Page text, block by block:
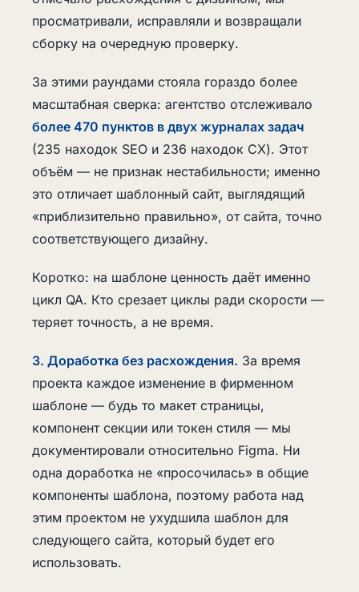
просматривали, исправляли и возвращали
сборку на очередную проверку.
За этими раундами стояла гораздо более
масштабная сверка: агентство отслеживало
более 470 пунктов в двух журналах задач
(235 находок SEO и 236 находок CX). Этот
объём — не признак нестабильности; именно
это отличает шаблонный сайт, выглядящий
«приблизительно правильно», от сайта, точно
соответствующего дизайну.
Коротко: на шаблоне ценность даёт именно
цикл QA. Кто срезает циклы ради скорости —
теряет точность, а не время.
3. Доработка без расхождения. За время
проекта каждое изменение в фирменном
шаблоне — будь то макет страницы,
компонент секции или токен стиля — мы
документировали относительно Figma. Ни
одна доработка не «просочилась» в общие
компоненты шаблона, поэтому работа над
этим проектом не ухудшила шаблон для
следующего сайта, который будет его
использовать.